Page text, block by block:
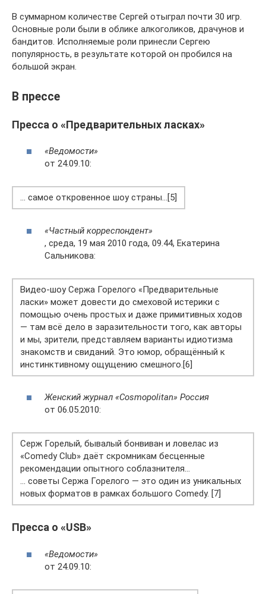
В суммарном количестве Сергей отыграл почти 30 игр.
Основные роли были в облике алкоголиков, драчунов и
бандитов. Исполняемые роли принесли Сергею
популярность, в результате которой он пробился на
большой экран.
В прессе
Пресса о «Предварительных ласках»
«Ведомости»
от 24.09.10:
… самое откровенное шоу страны…[5]
«Частный корреспондент»
, среда, 19 мая 2010 года, 09.44, Екатерина
Сальникова:
Видео-шоу Сержа Горелого «Предварительные
ласки» может довести до смеховой истерики с
помощью очень простых и даже примитивных ходов
— там всё дело в заразительности того, как авторы
и мы, зрители, представляем варианты идиотизма
знакомств и свиданий. Это юмор, обращённый к
инстинктивному ощущению смешного.[6]
Женский журнал «Cosmopolitan» Россия
от 06.05.2010:
Серж Горелый, бывалый бонвиван и ловелас из
«Comedy Club» даёт скромникам бесценные
рекомендации опытного соблазнителя…
… советы Сержа Горелого — это один из уникальных
новых форматов в рамках большого Comedy. [7]
Пресса о «USB»
«Ведомости»
от 24.09.10: